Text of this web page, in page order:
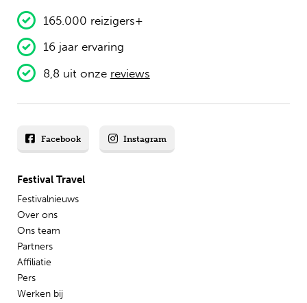
165.000 reizigers+
16 jaar ervaring
8,8 uit onze reviews
Festival Travel
Festivalnieuws
Over ons
Ons team
Partners
Affiliatie
Pers
Werken bij
Facebook Instagram